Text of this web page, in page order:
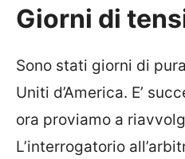
Giorni di
Sono stati giorni di
Uniti d’America. E’
ora proviamo a
L’interrogatorio